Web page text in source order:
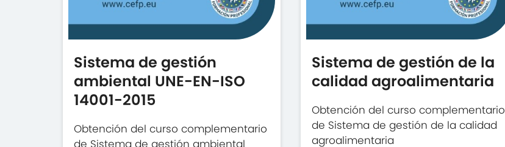
Sistema de gestión
ambiental UNE-EN-ISO
14001-2015
Obtención del curso complementario
de Sistema de gestión ambiental
Sistema de gestión de la
calidad agroalimentaria
Obtención del curso complementario
de Sistema de gestión de la calidad
agroalimentaria